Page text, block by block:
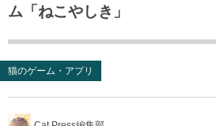
ム「ねこやしき」
猫のゲーム・アプリ
猫のフリー写真素材